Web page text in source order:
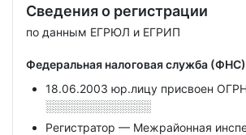
Сведения о регистрации
по данным ЕГРЮЛ и ЕГРИП
Федеральная налоговая служба (ФНС)
18.06.2003 юр.лицу присвоен
░░░░░░░░░░░░░
Регистратор — Межрайонная